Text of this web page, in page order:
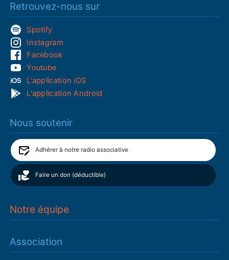
Retrouvez-nous sur
Spotify
Instagram
Facebook
Youtube
L'application iOS
L'application Android
Nous soutenir
Adhérer à notre radio associative
Faire un don (déductible)
Notre équipe
Association